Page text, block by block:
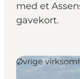
med et
gavekort.
Øvrige